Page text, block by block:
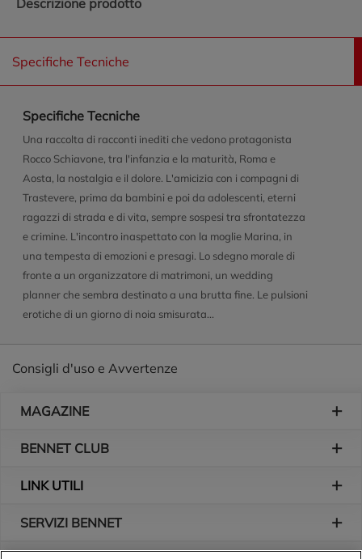
Descrizione prodotto
Specifiche Tecniche
Specifiche Tecniche
Una raccolta di racconti inediti che vedono protagonista
Rocco Schiavone, tra l'infanzia e la maturità, Roma e
Aosta, la nostalgia e il dolore. L'amicizia con i compagni di
Trastevere, prima da bambini e poi da adolescenti, eterni
ragazzi di strada e di vita, sempre sospesi tra sfrontatezza
e crimine. L'incontro inaspettato con la moglie Marina, in
una tempesta di emozioni e presagi. Lo sdegno morale di
fronte a un organizzatore di matrimoni, un wedding
planner che sembra destinato a una brutta fine. Le pulsioni
erotiche di un giorno di noia smisurata...
Consigli d'uso e Avvertenze
MAGAZINE
BENNET CLUB
LINK UTILI
SERVIZI BENNET